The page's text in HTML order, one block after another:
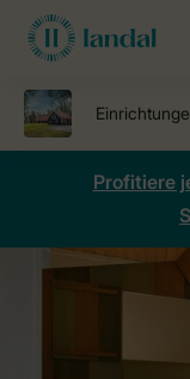
Profitiere